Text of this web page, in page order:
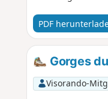
PDF
Gorges
Visorando-